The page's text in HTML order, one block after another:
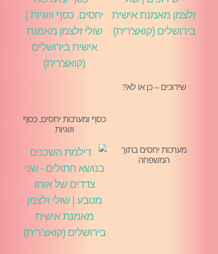
שידוכים – כן או לא?
מערכות יחסים בתוך
המשפחה
כסף ומערכות יחסים, כסף
וזוגיות